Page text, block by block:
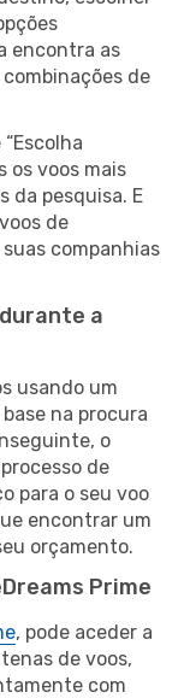
encontra as
de
os voos mais
da pesquisa. E
de
companhias
a
usando um
na procura
o
de
para o seu voo
encontrar um
orçamento.
Prime
, pode aceder a
de voos,
com